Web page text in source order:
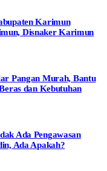
Karimun
Disnaker Karimun
Pangan Murah, Bantu
dan Kebutuhan
Ada Pengawasan
Ada Apakah?